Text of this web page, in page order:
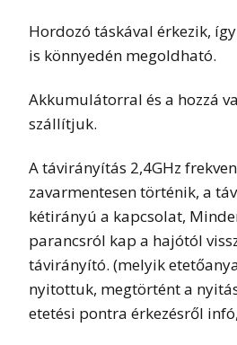
Hordozó táskával érkezik,
is könnyedén megoldható.
Akkumulátorral és a hozzá
szállítjuk.
A távirányítás 2,4GHz
zavarmentesen történik, a
kétirányú a kapcsolat,
parancsról kap a hajótól
távirányító. (melyik
nyitottuk, megtörtént a
etetési pontra érkezésről